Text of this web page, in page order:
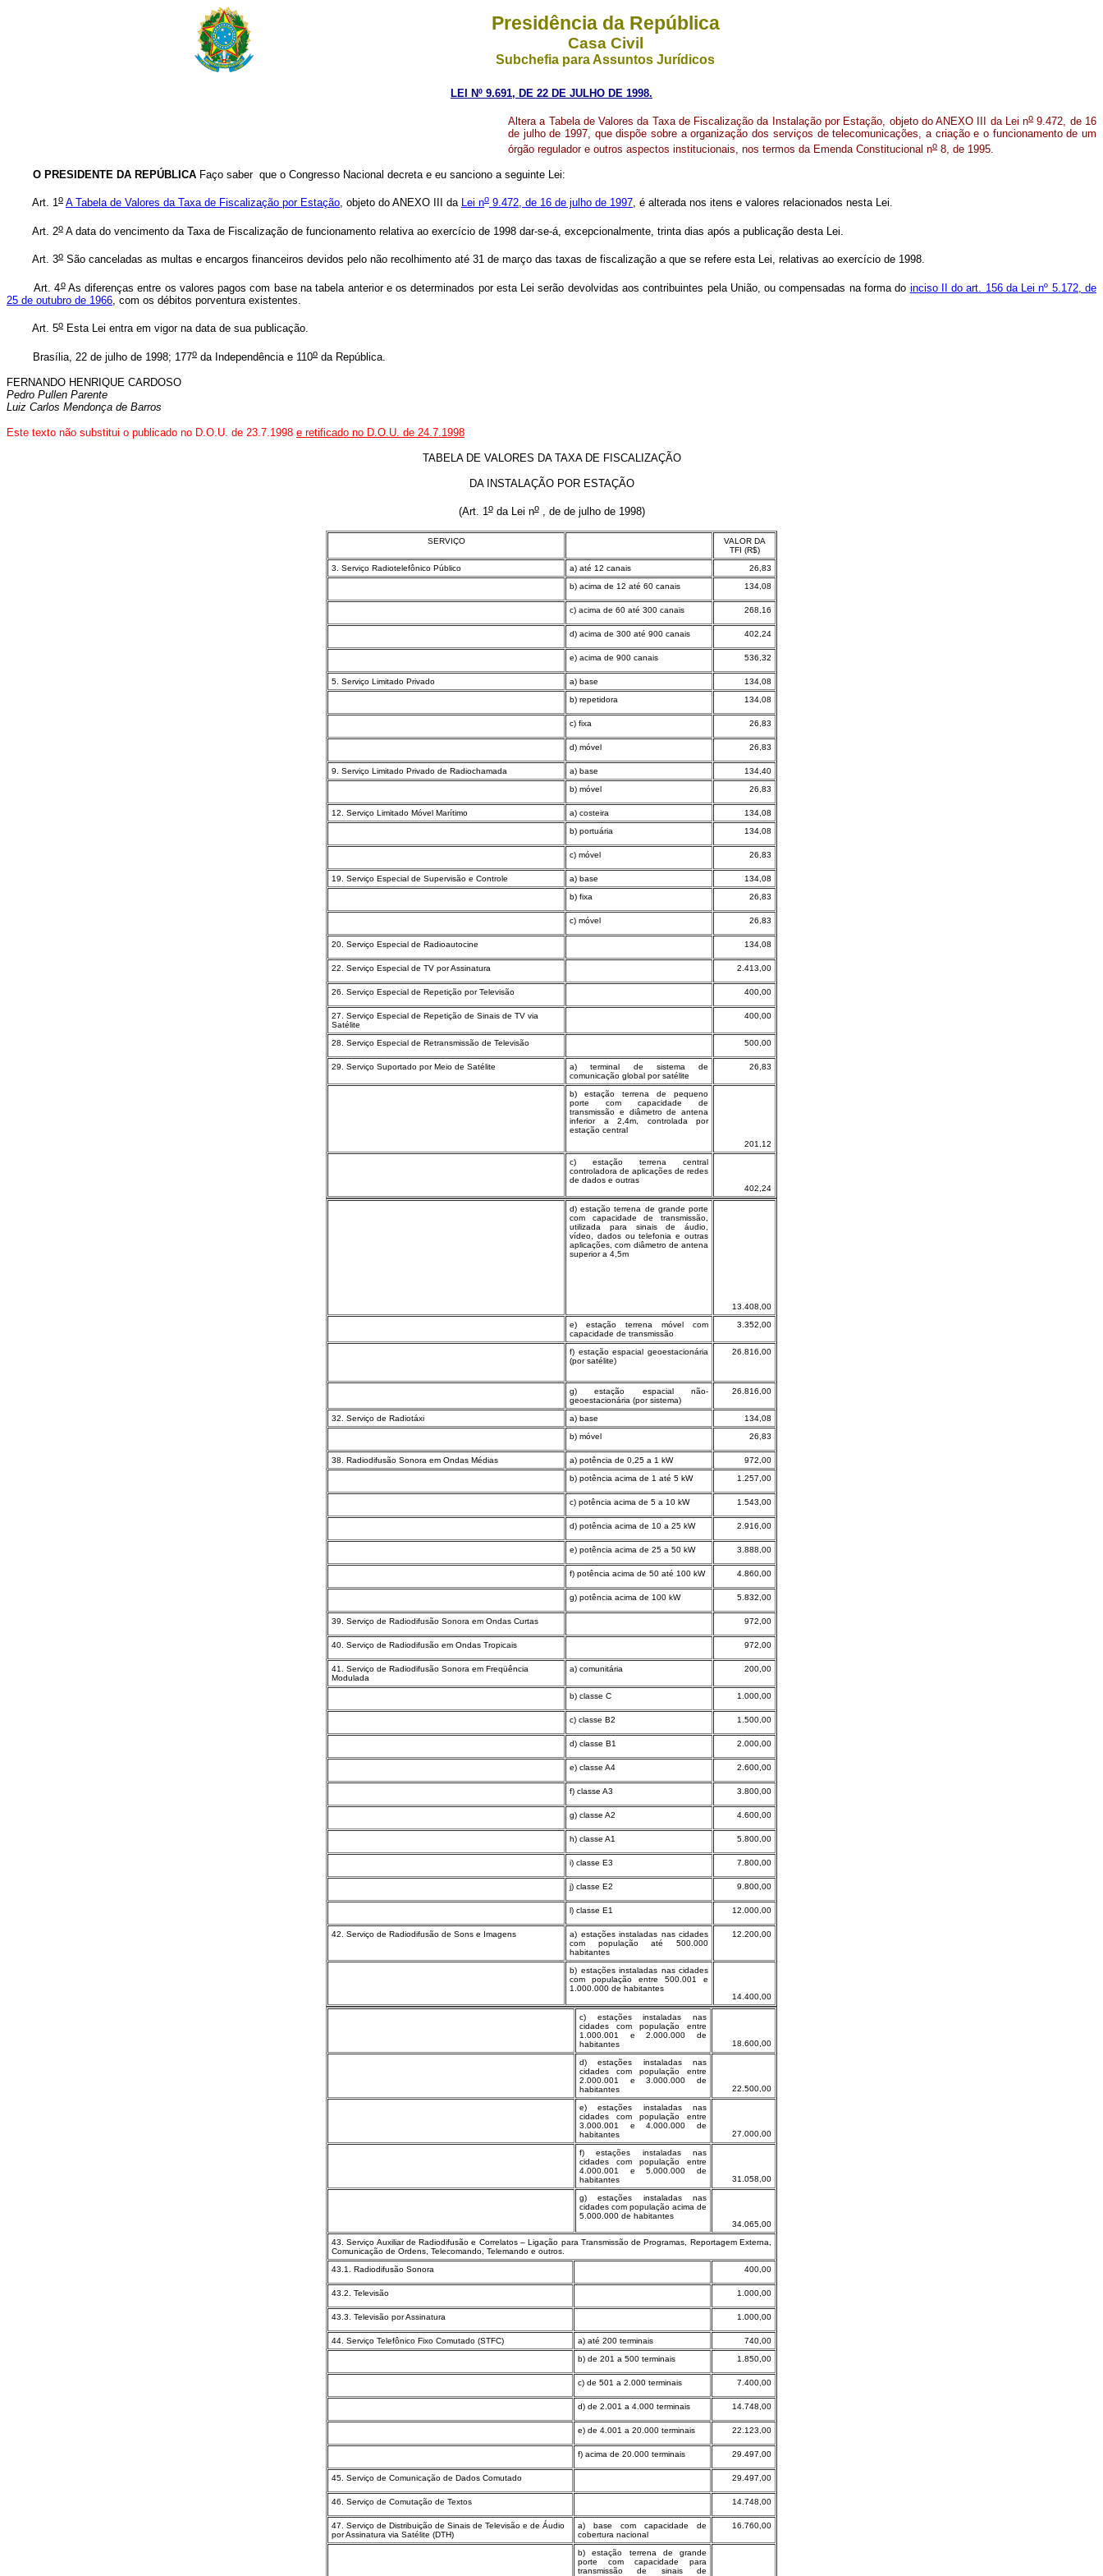
Presidência da República
Casa Civil
Subchefia para Assuntos Jurídicos
LEI Nº 9.691, DE 22 DE JULHO DE 1998.
Altera a Tabela de Valores da Taxa de Fiscalização da Instalação por Estação, objeto do ANEXO III da Lei no9.472, de 16
de julho de 1997, que dispõe sobre a organização dos serviços de telecomunicações, a criação e o funcionamento de um
órgão regulador e outros aspectos institucionais, nos termos da Emenda Constitucional no 8, de 1995.
O PRESIDENTE DA REPÚBLICA Faço saber que o Congresso Nacional decreta e eu sanciono a seguinte Lei:
Art. 1o A Tabela de Valores da Taxa de Fiscalização por Estação, objeto do ANEXO III da Lei no 9.472, de 16 de julho de 1997, é alterada nos itens e valores relacionados nesta Lei.
Art. 2o A data do vencimento da Taxa de Fiscalização de funcionamento relativa ao exercício de 1998 dar-se-á, excepcionalmente, trinta dias após a publicação desta Lei.
Art. 3o São canceladas as multas e encargos financeiros devidos pelo não recolhimento até 31 de março das taxas de fiscalização a que se refere esta Lei, relativas ao exercício de 1998.
Art. 4oAs diferenças entre os valores pagos com base na tabela anterior e os determinados por esta Lei serão devolvidas aos contribuintes pela União, ou compensadas na forma do inciso II do art. 156 da Lei nº 5.172, de
25 de outubro de 1966 , com os débitos porventura existentes.
Art. 5o Esta Lei entra em vigor na data de sua publicação.
Brasília, 22 de julho de 1998; 177o da Independência e 110o da República.
FERNANDO HENRIQUE CARDOSO
Pedro Pullen Parente
Luiz Carlos Mendonça de Barros
Este texto não substitui o publicado no D.O.U. de 23.7.1998 e retificado no D.O.U. de 24.7.1998
TABELA DE VALORES DA TAXA DE FISCALIZAÇÃO
DA INSTALAÇÃO POR ESTAÇÃO
(Art. 1oda Lei no, de de julho de 1998)
SERVIÇO
VALOR DA
TFI (R$)
3. Serviço Radiotelefônico Público
a) até 12 canais
26,83
b) acima de 12 até 60 canais
134,08
c) acima de 60 até 300 canais 268,16
d) acima de 300 até 900 canais 402,24
e) acima de 900 canais 536,32
5. Serviço Limitado Privado a) base
134,08
b) repetidora
134,08
c) fixa 26,83
d) móvel 26,83
9. Serviço Limitado Privado de Radiochamada a) base
134,40
b) móvel
26,83
12. Serviço Limitado Móvel Marítimo a) costeira
134,08
b) portuária
134,08
c) móvel 26,83
19. Serviço Especial de Supervisão e Controle a) base
134,08
b) fixa
26,83
c) móvel 26,83
20. Serviço Especial de Radioautocine 134,08
22. Serviço Especial de TV por Assinatura 2.413,00
26. Serviço Especial de Repetição por Televisão 400,00
27. Serviço Especial de Repetição de Sinais de TV via
Satélite
400,00
28. Serviço Especial de Retransmissão de Televisão 500,00
29. Serviço Suportado por Meio de Satélite
a) terminal de sistema de
comunicação global por satélite
26,83
b) estação terrena de pequeno
porte com capacidade de
transmissão e diâmetro de antena
inferior a 2,4m, controlada por
estação central
201,12
c) estação terrena central
controladora de aplicações de redes
de dados e outras
402,24
d) estação terrena de grande porte
com capacidade de transmissão,
utilizada para sinais de áudio,
vídeo, dados ou telefonia e outras
aplicações, com diâmetro de antena
superior a 4,5m
13.408,00
e) estação terrena móvel com
capacidade de transmissão
3.352,00
f) estação espacial geoestacionária
(por satélite)
26.816,00
g) estação espacial não-
geoestacionária (por sistema)
26.816,00
32. Serviço de Radiotáxi a) base
134,08
b) móvel
26,83
38. Radiodifusão Sonora em Ondas Médias a) potência de 0,25 a 1 kW
972,00
b) potência acima de 1 até 5 kW
1.257,00
c) potência acima de 5 a 10 kW 1.543,00
d) potência acima de 10 a 25 kW 2.916,00
e) potência acima de 25 a 50 kW 3.888,00
f) potência acima de 50 até 100 kW 4.860,00
g) potência acima de 100 kW 5.832,00
39. Serviço de Radiodifusão Sonora em Ondas Curtas 972,00
40. Serviço de Radiodifusão em Ondas Tropicais 972,00
41. Serviço de Radiodifusão Sonora em Freqüência
Modulada
a) comunitária 200,00
b) classe C 1.000,00
c) classe B2 1.500,00
d) classe B1 2.000,00
e) classe A4 2.600,00
f) classe A3 3.800,00
g) classe A2 4.600,00
h) classe A1 5.800,00
i) classe E3 7.800,00
j) classe E2 9.800,00
l) classe E1 12.000,00
42. Serviço de Radiodifusão de Sons e Imagens
a) estações instaladas nas cidades
com população até 500.000
habitantes
12.200,00
b) estações instaladas nas cidades
com população entre 500.001 e
1.000.000 de habitantes
14.400,00
c) estações instaladas nas
cidades com população entre
1.000.001 e 2.000.000 de
habitantes
18.600,00
d) estações instaladas nas
cidades com população entre
2.000.001 e 3.000.000 de
habitantes
22.500,00
e) estações instaladas nas
cidades com população entre
3.000.001 e 4.000.000 de
habitantes
27.000,00
f) estações instaladas nas
cidades com população entre
4.000.001 e 5.000.000 de
habitantes
31.058,00
g) estações instaladas nas
cidades com população acima de
5.000.000 de habitantes
34.065,00
43. Serviço Auxiliar de Radiodifusão e Correlatos – Ligação para Transmissão de Programas, Reportagem Externa,
Comunicação de Ordens, Telecomando, Telemando e outros.
43.1. Radiodifusão Sonora
400,00
43.2. Televisão 1.000,00
43.3. Televisão por Assinatura 1.000,00
44. Serviço Telefônico Fixo Comutado (STFC) a) até 200 terminais
740,00
b) de 201 a 500 terminais
1.850,00
c) de 501 a 2.000 terminais 7.400,00
d) de 2.001 a 4.000 terminais 14.748,00
e) de 4.001 a 20.000 terminais 22.123,00
f) acima de 20.000 terminais 29.497,00
45. Serviço de Comunicação de Dados Comutado 29.497,00
46. Serviço de Comutação de Textos 14.748,00
47. Serviço de Distribuição de Sinais de Televisão e de Áudio
por Assinatura via Satélite (DTH)
a) base com capacidade de
cobertura nacional
16.760,00
b) estação terrena de grande
porte com capacidade para
transmissão de sinais de